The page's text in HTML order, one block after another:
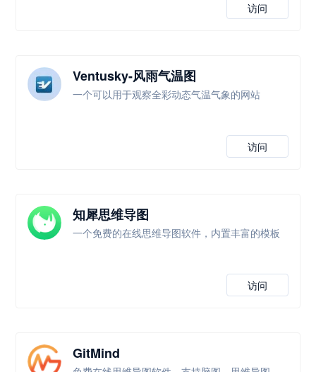
访问
Ventusky-风雨气温图
一个可以用于观察全彩动态气温气象的网站
访问
知犀思维导图
一个免费的在线思维导图软件，内置丰富的模板
访问
GitMind